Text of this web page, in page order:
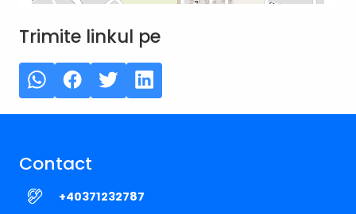
Trimite linkul pe
Contact
+40371232787